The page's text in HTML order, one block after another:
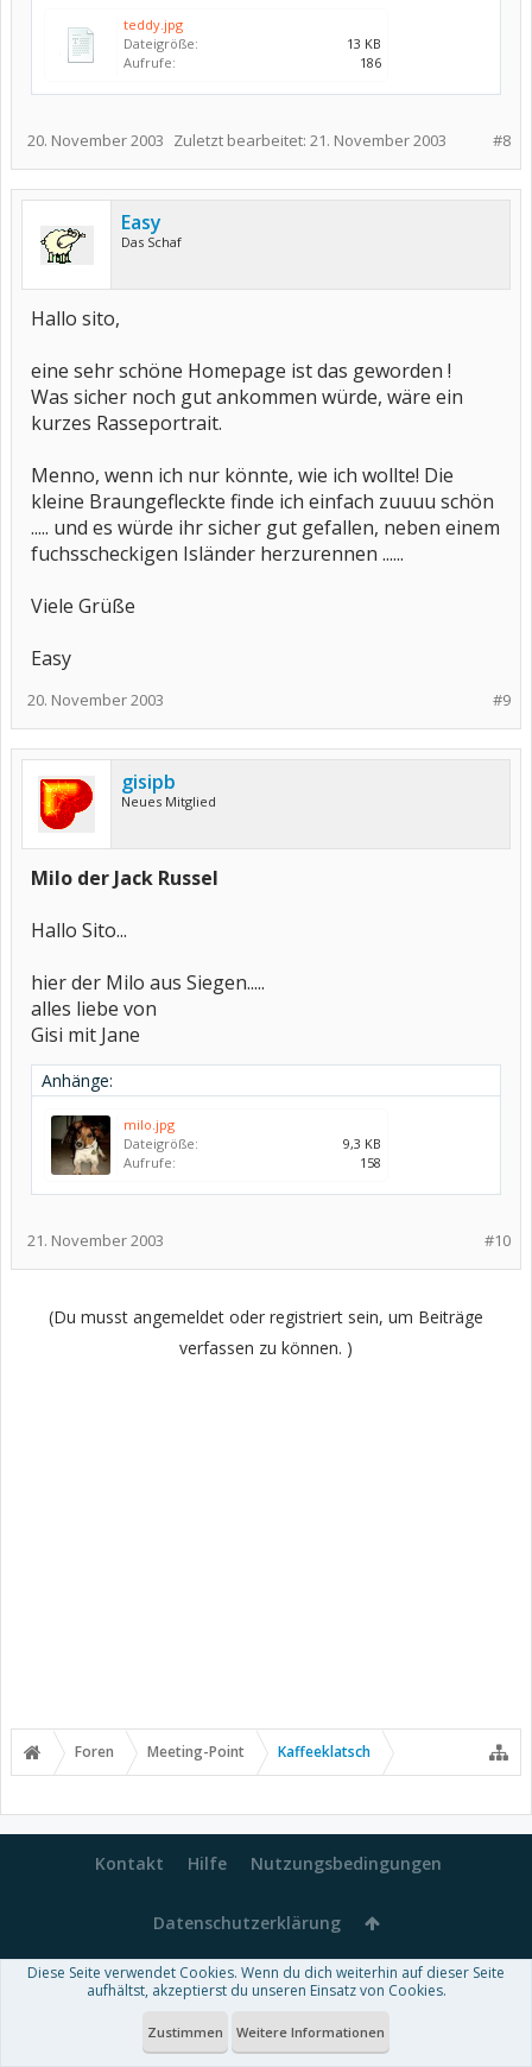
teddy.jpg
Dateigröße:
13 KB
Aufrufe:
186
#8
20. November 2003 Zuletzt bearbeitet: 21. November 2003
Easy
Das Schaf
Hallo sito,
eine sehr schöne Homepage ist das geworden !
Was sicher noch gut ankommen würde, wäre ein
kurzes Rasseportrait.
Menno, wenn ich nur könnte, wie ich wollte! Die
kleine Braungefleckte finde ich einfach zuuuu schön
..... und es würde ihr sicher gut gefallen, neben einem
fuchsscheckigen Isländer herzurennen ......
Viele Grüße
Easy
#9
20. November 2003
gisipb
Neues Mitglied
Milo der Jack Russel
Hallo Sito...
hier der Milo aus Siegen.....
alles liebe von
Gisi mit Jane
Anhänge:
milo.jpg
Dateigröße:
9,3 KB
Aufrufe:
158
#10
21. November 2003
(Du musst angemeldet oder registriert sein, um Beiträge
verfassen zu können. )
Foren Meeting-Point Kaffeeklatsch
Kontakt Hilfe Nutzungsbedingungen
Datenschutzerklärung
Forum software by XenForo™-Deutsch von xenDach
Theme designed byThemeHouse
Diese Seite verwendet Cookies. Wenn du dich weiterhin auf dieser Seite
aufhältst, akzeptierst du unseren Einsatz von Cookies.
Zustimmen Weitere Informationen